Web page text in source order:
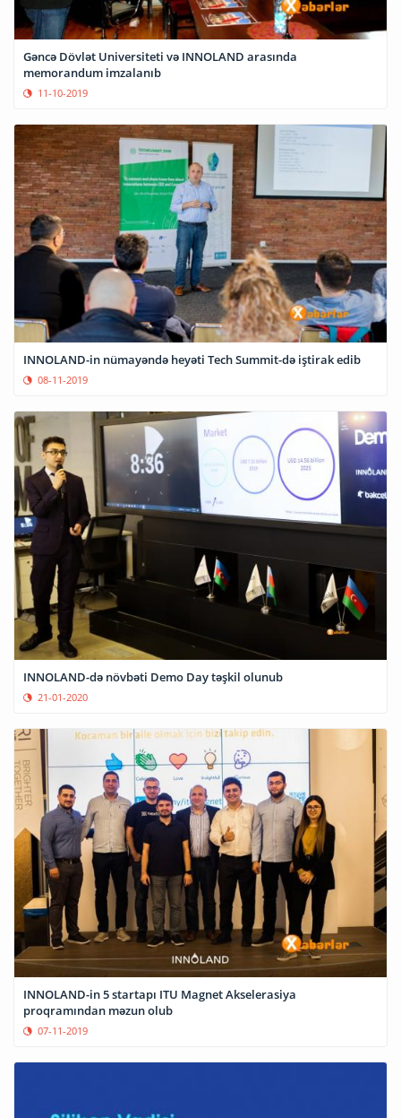
Gəncə Dövlət Universiteti və INNOLAND arasında
memorandum imzalanıb
11-10-2019
INNOLAND-in nümayəndə heyəti Tech Summit-də iştirak edib
08-11-2019
INNOLAND-də növbəti Demo Day təşkil olunub
21-01-2020
INNOLAND-in 5 startapı ITU Magnet Akselerasiya
proqramından məzun olub
07-11-2019